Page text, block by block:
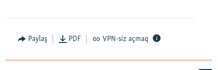
Paylaş PDF VPN-siz açmaq